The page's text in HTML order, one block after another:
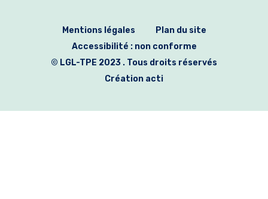
Mentions légales
Plan du site
Accessibilité : non conforme
© LGL-TPE 2023 . Tous droits réservés
Création acti